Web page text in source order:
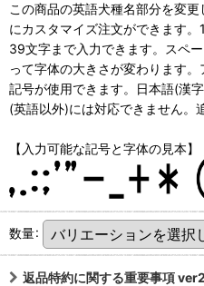
この商品の英語犬種名部分を変
にカスタマイズ注文ができます
39文字まで入力できます。スペ
って字体の大きさが変わります
記号が使用できます。日本語(漢
(英語以外)には対応できません。
【入力可能な記号と字体の見本
数量:
返品特約に関する重要事項